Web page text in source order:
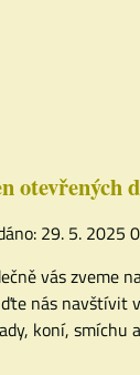
otevřených
29. 5. 2025
vás zveme
nás navštívit
koní, smíchu